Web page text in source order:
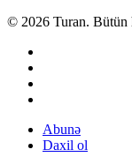
© 2026 Turan. Bütün
Abunə
Daxil ol